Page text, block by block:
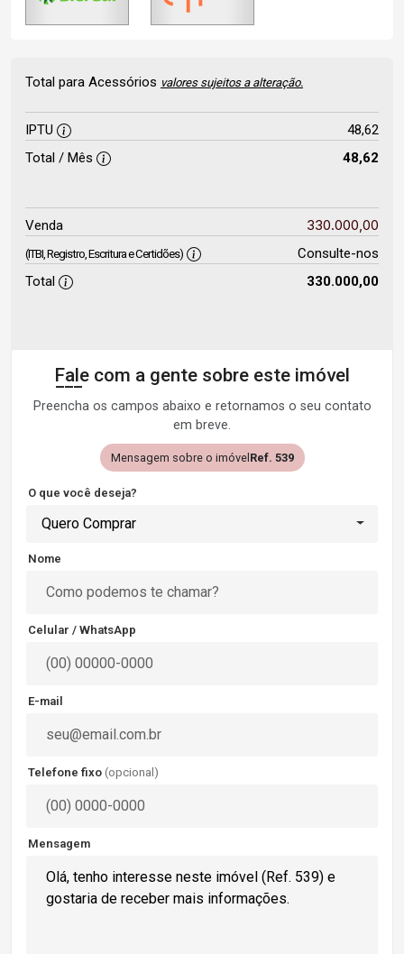
Total para Acessórios valores sujeitos a alteração.
IPTU
48,62
Total / Mês
48,62
Venda 330.000,00
(ITBI, Registro, Escritura e Certidões)
Consulte-nos
Total
330.000,00
Fale com a gente sobre este imóvel
Preencha os campos abaixo e retornamos o seu contato
em breve.
Mensagem sobre o imóvelRef. 539
O que você deseja?
Quero Comprar
Nome
Celular / WhatsApp
E-mail
Telefone fixo (opcional)
Mensagem